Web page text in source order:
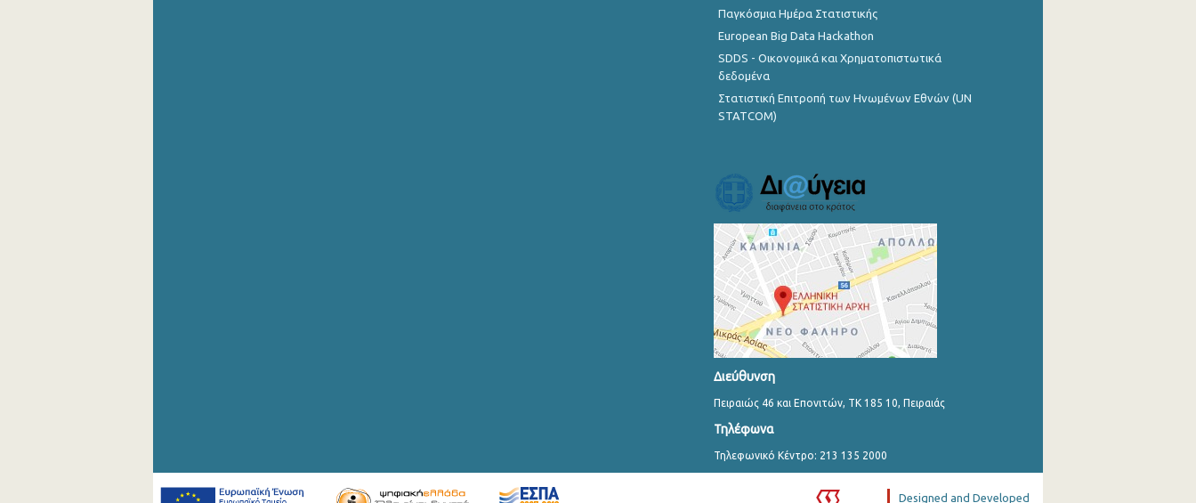
Παγκόσμια Ημέρα Στατιστικής
European Big Data Hackathon
SDDS - Οικονομικά και Χρηματοπιστωτικά
δεδομένα
Στατιστική Επιτροπή των Ηνωμένων Εθνών (UN
STATCOM)
Διεύθυνση
Πειραιώς 46 και Επονιτών, ΤΚ 185 10, Πειραιάς
Τηλέφωνα
Τηλεφωνικό Κέντρο: 213 135 2000
Designed and Developed